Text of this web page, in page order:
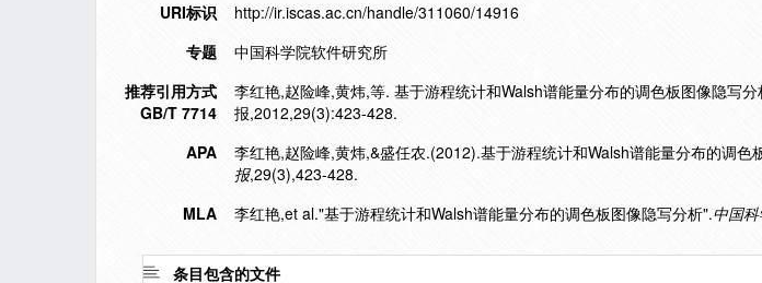
URI标识
http://ir.iscas.ac.cn/handle/311060/14916
专题
中国科学院软件研究所
推荐引用方式
GB/T 7714
李红艳,赵险峰,黄炜,等. 基于游程统计和Walsh谱能量分布的调色板图像隐写
报,2012,29(3):423-428.
APA
李红艳,赵险峰,黄炜,&盛任农.(2012).基于游程统计和Walsh谱能量分布的调色
报,29(3),423-428.
MLA
李红艳,et al."基于游程统计和Walsh谱能量分布的调色板图像隐写分析".中国
条目包含的文件